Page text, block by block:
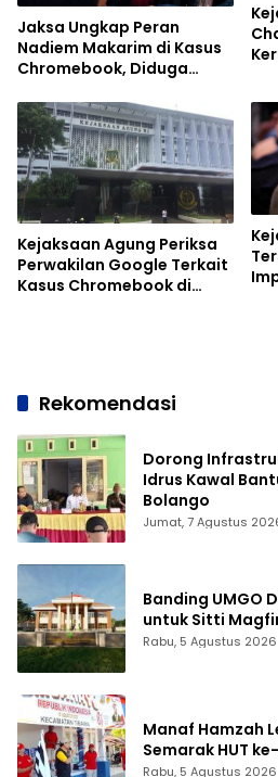
Jaksa Ungkap Peran
Nadiem Makarim di Kasus
Chromebook, Diduga
Kejaksaan Agung Periksa
Perwakilan Google Terkait
Kasus Chromebook di
Rekomendasi
Dorong
Idrus Kawal
Bolango
Jumat, 7 Agustus
Banding UMGO
untuk Sitti
Rabu, 5 Agustus 2026
Manaf Hamzah
Semarak HUT
Rabu, 5 Agustus 2026